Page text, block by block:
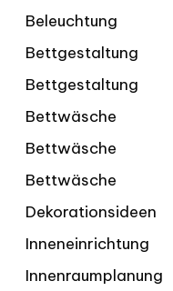
Beleuchtung
Bettgestaltung
Bettgestaltung
Bettwäsche
Bettwäsche
Bettwäsche
Dekorationsideen
Inneneinrichtung
Innenraumplanung